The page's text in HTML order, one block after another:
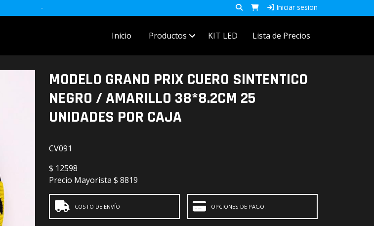
- Iniciar sesion
Inicio Productos
accesorios para celulares
Barras
Detailing
Escobillas
KIT LED Lista de Precios
MODELO GRAND PRIX CUERO SINTENTICO
NEGRO / AMARILLO 38*8.2CM 25
UNIDADES POR CAJA
CV091
$ 12598
Precio Mayorista $ 8819
COSTO DE ENVÍO OPCIONES DE PAGO.